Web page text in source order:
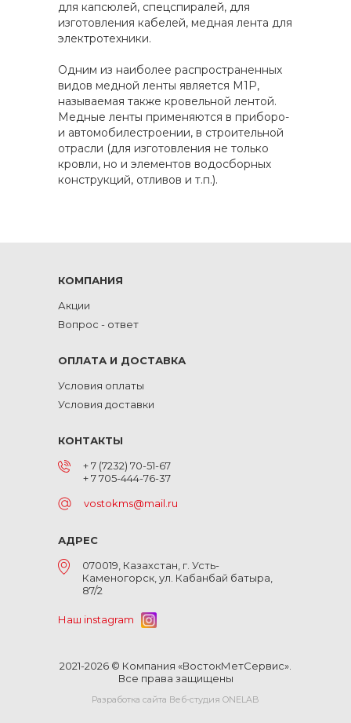
для капсюлей, спецспиралей, для
изготовления кабелей, медная лента для
электротехники.
Одним из наиболее распространенных
видов медной ленты является М1Р,
называемая также кровельной лентой.
Медные ленты применяются в приборо-
и автомобилестроении, в строительной
отрасли (для изготовления не только
кровли, но и элементов водосборных
конструкций, отливов и т.п.).
КОМПАНИЯ
Акции
Вопрос - ответ
ОПЛАТА И ДОСТАВКА
Условия оплаты
Условия доставки
КОНТАКТЫ
+ 7 (7232) 70-51-67
+ 7 705-444-76-37
vostokms@mail.ru
АДРЕС
070019, Казахстан, г. Усть-
Каменогорск, ул. Кабанбай батыра,
87/2
Наш instagram
2021-2026 © Компания «ВостокМетСервис».
Все права защищены
Разработка сайта Веб-студия ONELAB